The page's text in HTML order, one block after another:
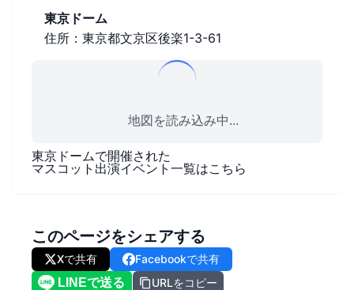
東京ドーム
住所：東京都文京区後楽1-3-61
地図を読み込み中...
東京ドームで開催された
マスコット出演イベント一覧はこちら
このページをシェアする
Xで共有
Facebookで共有
URLをコピー